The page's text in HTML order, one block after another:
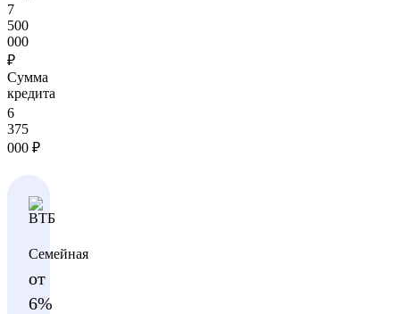
7
500
000
₽
Сумма
кредита
6
375
000 ₽
Семейная
от
6%